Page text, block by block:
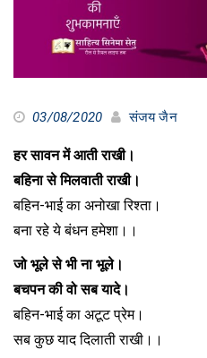
03/08/2020 संजय जैन
हर सावन में आती राखी।
बहिना से मिलवाती राखी।
बहिन-भाई का अनोखा रिश्ता।
बना रहे ये बंधन हमेशा।।
जो भूले से भी ना भूले।
बचपन की वो सब यादे।
बहिन-भाई का अटूट प्रेम।
सब कुछ याद दिलाती राखी।।